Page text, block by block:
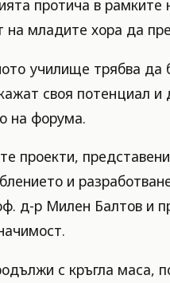
протича в рамките
на младите хора да
училище трябва да
своя потенциал и
на форума.
проекти,
и
д-р Милен Балтов и
с кръгла маса,